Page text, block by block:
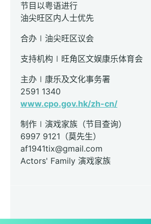
节目以粤语进行
油尖旺区内人士优先
合办∣油尖旺区议会
支持机构∣旺角区文娱康乐体育会
主办∣康乐及文化事务署
2591 1340
www.cpo.gov.hk/zh-cn/
制作∣演戏家族（节目查询）
6997 9121（莫先生）
af1941tix@gmail.com
Actors' Family 演戏家族